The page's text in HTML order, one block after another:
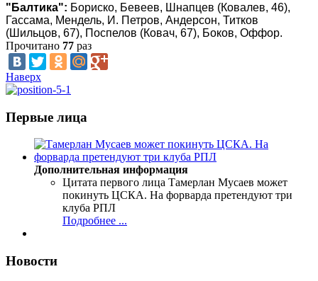
"Балтика": Бориско, Бевеев, Шнапцев (Ковалев, 46),
Гассама, Мендель, И. Петров, Андерсон, Титков
(Шильцов, 67), Поспелов (Ковач, 67), Боков, Оффор.
Прочитано 77 раз
Наверх
Первые лица
Дополнительная информация
Цитата первого лица Тамерлан Мусаев может
покинуть ЦСКА. На форварда претендуют три
клуба РПЛ
Подробнее ...
Новости